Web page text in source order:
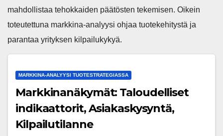
mahdollistaa tehokkaiden päätösten tekemisen. Oikein
toteutettuna markkina-analyysi ohjaa tuotekehitystä ja
parantaa yrityksen kilpailukykyä.
MARKKINA-ANALYYSI TUOTESTRATEGIASSA
Markkinanäkymät: Taloudelliset
indikaattorit, Asiakaskysyntä,
Kilpailutilanne